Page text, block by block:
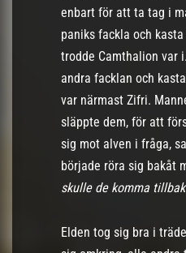
enbart för att ta tag i
paniks fackla och
trodde Camthalion var
andra facklan och
var närmast Zifri.
släppte dem, för att
sig mot alven i fråga,
började röra sig bakåt
skulle de komma
Elden tog sig bra i